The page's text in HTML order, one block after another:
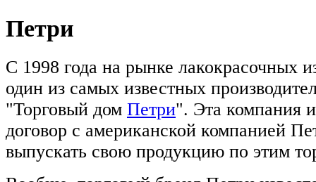
Петри
С 1998 года на рынке лакокрасочных
один из самых известных
"Торговый дом Петри". Эта компания
договор с американской компанией
выпускать свою продукцию по этим